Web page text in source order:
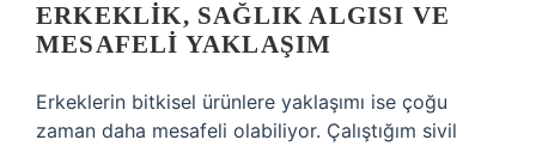
ERKEKLIK, SAĞLIK ALGISI VE
MESAFELI YAKLAŞIM
Erkeklerin bitkisel ürünlere yaklaşımı ise çoğu
zaman daha mesafeli olabiliyor. Çalıştığım sivil